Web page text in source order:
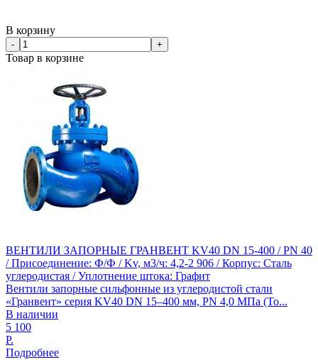
В корзину
- +
Товар в корзине
ВЕНТИЛИ ЗАПОРНЫЕ ГРАНВЕНТ KV40 DN 15-400 / PN 40
/ Присоединение: Ф/Ф / Kv, м3/ч: 4,2-2 906 / Корпус: Сталь
углеродистая / Уплотнение штока: Графит
Вентили запорные сильфонные из углеродистой стали
«Гранвент» серия KV40 DN 15–400 мм, PN 4,0 МПа (То...
В наличии
5 100
Р.
Подробнее